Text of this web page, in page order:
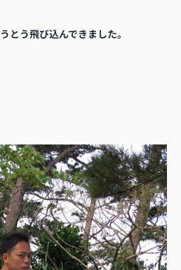
とう飛び込んできました。